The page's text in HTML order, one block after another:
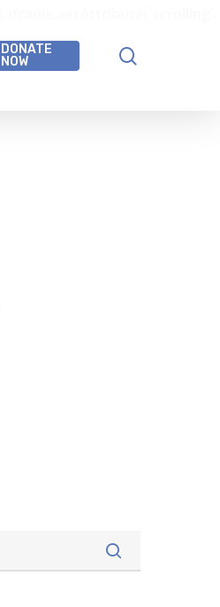
DONATE
NOW